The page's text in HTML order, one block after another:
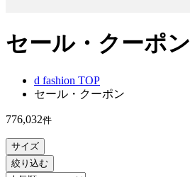
セール・クーポン
d fashion TOP
セール・クーポン
776,032件
サイズ
絞り込む